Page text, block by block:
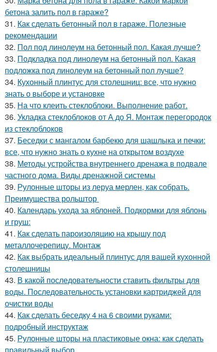
бетона залить пол в гараже?
31. Как сделать бетонный пол в гараже. Полезные
рекомендации
32. Пол под линолеум на бетонный пол. Какая лучше?
33. Подкладка под линолеум на бетонный пол. Какая
подложка под линолеум на бетонный пол лучше?
34. Кухонный плинтус для столешниц: все, что нужно
знать о выборе и установке
35. На что клеить стеклоблоки. Выполнение работ.
36. Укладка стеклоблоков от А до Я. Монтаж перегородок
из стеклоблоков
37. Беседки с мангалом барбекю для шашлыка и печки:
все, что нужно знать о кухне на открытом воздухе
38. Методы устройства внутреннего дренажа в подвале
частного дома. Виды дренажной системы
39. Рулонные шторы из леруа мерлен, как собрать.
Преимущества рольштор
40. Календарь ухода за яблоней. Подкормки для яблонь
и груш:
41. Как сделать пароизоляцию на крышу под
металлочерепицу. Монтаж
42. Как выбрать идеальный плинтус для вашей кухонной
столешницы
43. В какой последовательности ставить фильтры для
воды. Последовательность установки картриджей для
очистки воды
44. Как сделать беседку 4 на 6 своими руками:
подробный инструктаж
45. Рулонные шторы на пластиковые окна: как сделать
правильный выбор